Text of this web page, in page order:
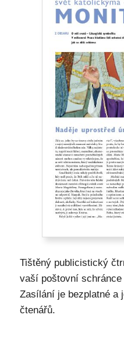
Tištěný publicistický
vaší poštovní
Zasílání je bezplatné a
čtenářů.